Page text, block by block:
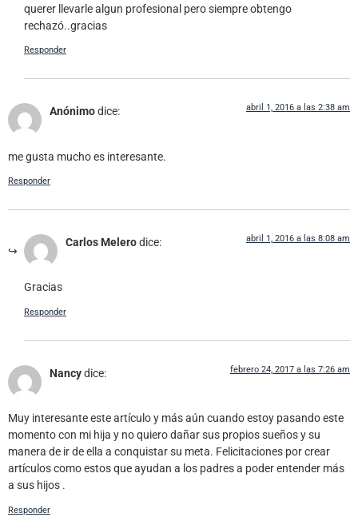
querer llevarle algun profesional pero siempre obtengo
rechazó..gracias
Responder
Anónimodice: abril 1, 2016 a las 2:38 am
me gusta mucho es interesante.
Responder
Carlos Melerodice: abril 1, 2016 a las 8:08 am
Gracias
Responder
Nancydice: febrero 24, 2017 a las 7:26 am
Muy interesante este artículo y más aún cuando estoy pasando este
momento con mi hija y no quiero dañar sus propios sueños y su
manera de ir de ella a conquistar su meta. Felicitaciones por crear
artículos como estos que ayudan a los padres a poder entender más
a sus hijos .
Responder